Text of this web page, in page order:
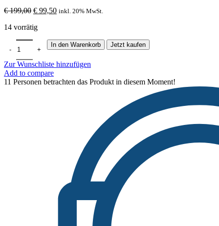
€199,00 Ursprünglicher
war:
€ 99,50Aktueller
inkl. 20% MwSt.
14 vorrätig
Memory Einbauwaschbecken Rechteckig Breite: 45 cm Farbe: Weiß
In den Warenkorb Jetzt kaufen
Zur Wunschliste hinzufügen
Add to compare
11 Personen betrachten das Produkt in diesem Moment!